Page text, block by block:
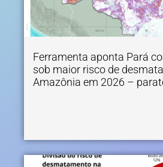
Ferramenta aponta Pará
sob maior risco de
Amazônia em 2026 –